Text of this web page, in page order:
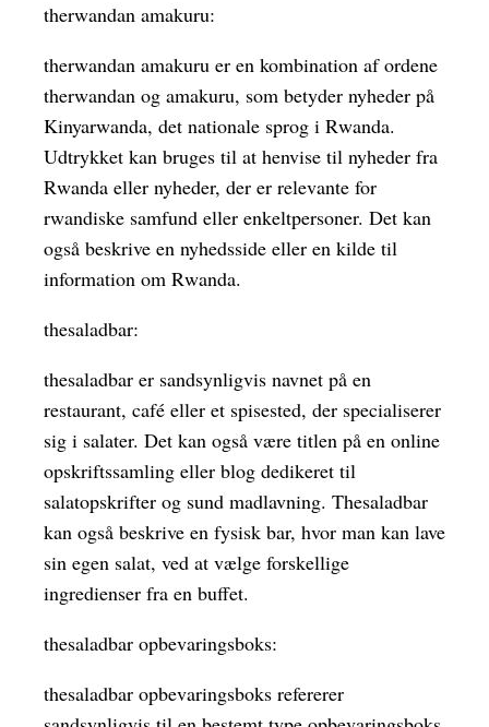
therwandan amakuru:
therwandan amakuru er en kombination af ordene
therwandan og amakuru, som betyder nyheder på
Kinyarwanda, det nationale sprog i Rwanda.
Udtrykket kan bruges til at henvise til nyheder fra
Rwanda eller nyheder, der er relevante for
rwandiske samfund eller enkeltpersoner. Det kan
også beskrive en nyhedsside eller en kilde til
information om Rwanda.
thesaladbar:
thesaladbar er sandsynligvis navnet på en
restaurant, café eller et spisested, der specialiserer
sig i salater. Det kan også være titlen på en online
opskriftssamling eller blog dedikeret til
salatopskrifter og sund madlavning. Thesaladbar
kan også beskrive en fysisk bar, hvor man kan lave
sin egen salat, ved at vælge forskellige
ingredienser fra en buffet.
thesaladbar opbevaringsboks:
thesaladbar opbevaringsboks refererer